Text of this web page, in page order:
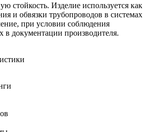
стойкость. Изделие используется как
и обвязки трубопроводов в системах
при условии соблюдения
в документации производителя.